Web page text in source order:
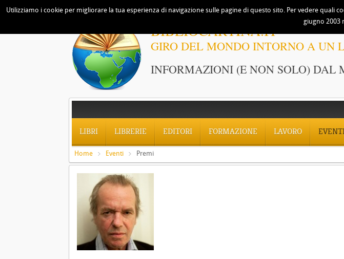
BIBLIOCARTINA.IT
GIRO DEL MONDO INTORNO A UN
INFORMAZIONI (E NON SOLO) DAL
LIBRI LIBRERIE EDITORI FORMAZIONE LAVORO
Home Eventi Premi
Utilizziamo i cookie per migliorare la tua esperienza di navigazione sulle pagine di questo sito. Per vedere quali
giugno 2003